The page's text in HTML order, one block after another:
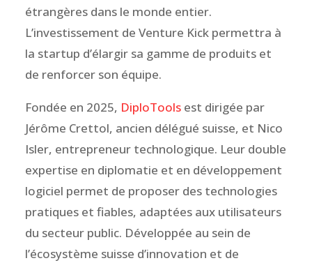
étrangères dans le monde entier.
L’investissement de Venture Kick permettra à
la startup d’élargir sa gamme de produits et
de renforcer son équipe.
Fondée en 2025, DiploToolsest dirigée par
Jérôme Crettol, ancien délégué suisse, et Nico
Isler, entrepreneur technologique. Leur double
expertise en diplomatie et en développement
logiciel permet de proposer des technologies
pratiques et fiables, adaptées aux utilisateurs
du secteur public. Développée au sein de
l’écosystème suisse d’innovation et de